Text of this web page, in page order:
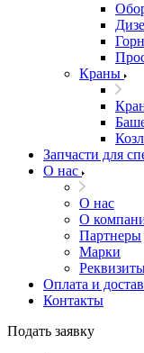
Краны
Запчасти для
О нас
О нас
О
Партнеры
Марки
Оплата и
Контакты
Подать заявку